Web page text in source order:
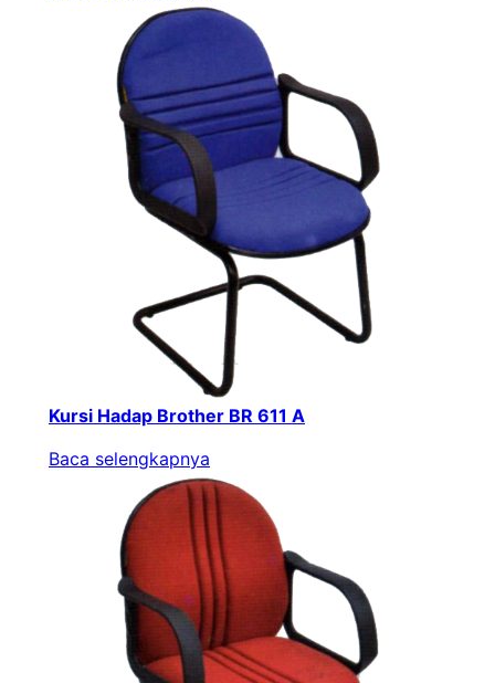
Kursi Hadap Brother BR 611 A
Baca selengkapnya